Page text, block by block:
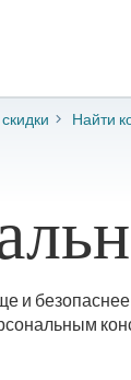
Найти
и